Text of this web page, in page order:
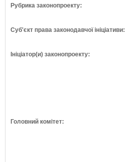
Рубрика законопроекту:
Суб'єкт права законодавчої ініціативи:
Ініціатор(и) законопроекту:
Головний комітет: